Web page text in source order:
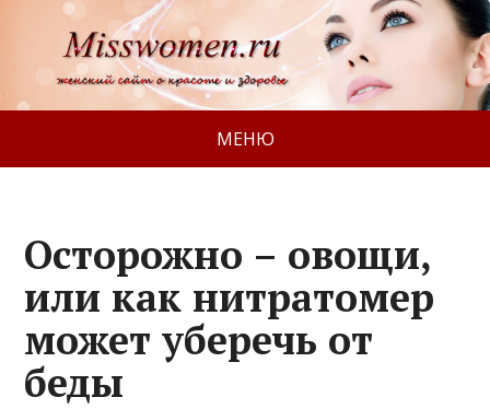
МЕНЮ
Осторожно – овощи,
или как нитратомер
может уберечь от
беды